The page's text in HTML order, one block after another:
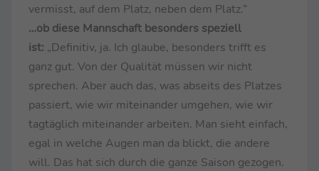
vermisst, auf dem Platz, neben dem Platz.“
…ob diese Mannschaft besonders speziell
ist: „Definitiv, ja. Ich glaube, besonders trifft es
ganz gut. Von der Qualität müssen wir nicht
sprechen. Aber auch das, was abseits des Platzes
passiert, wie wir miteinander umgehen, wie wir
tagtäglich miteinander arbeiten. Man sieht einfach,
egal in welche Augen man da blickt, die andere
will. Das hat sich durch die ganze Saison gezogen.